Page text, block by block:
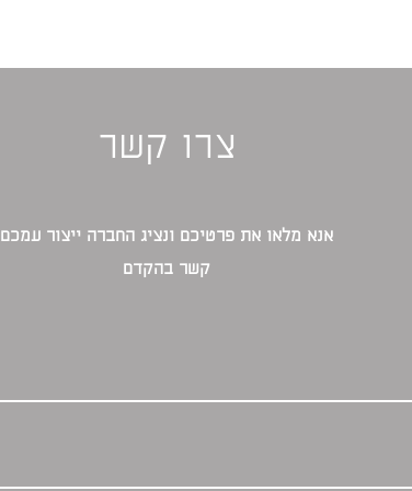
צרו קשר
אנא מלאו את פרטיכם ונציג החברה ייצור עמכם
קשר בהקדם‎